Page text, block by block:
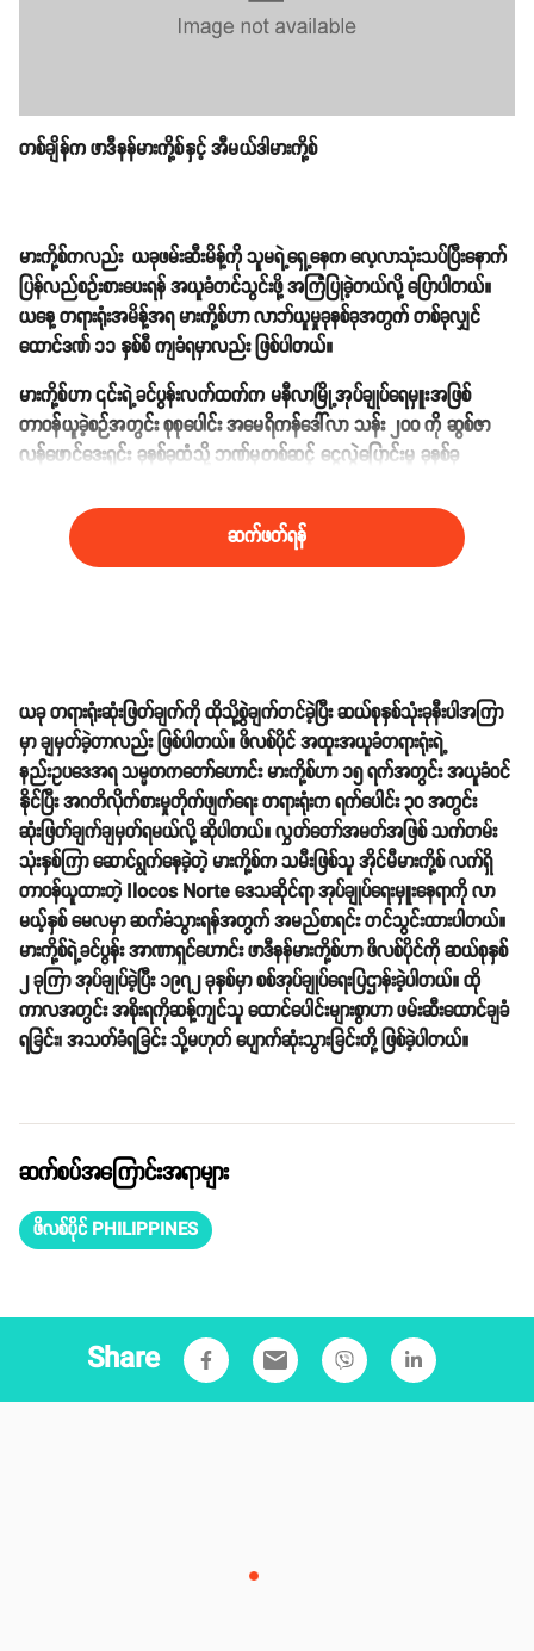
တစ်ချိန်က ဖာဒီနန်မားကို့စ်နှင့် အီမယ်ဒါမားကို့စ်
မားကို့စ်ကလည်း ယခုဖမ်းဆီးမိန့်ကို သူမရဲ့ရှေ့နေက လေ့လာသုံးသပ်ပြီးနောက်
ပြန်လည်စဉ်းစားပေးရန် အယူခံတင်သွင်းဖို့ အကြံပြုခဲ့တယ်လို့ ပြောပါတယ်။
ယနေ့ တရားရုံးအမိန့်အရ မားကို့စ်ဟာ လာဘ်ယူမှုခုနစ်ခုအတွက် တစ်ခုလျှင်
ထောင်ဒဏ် ၁၁ နှစ်စီ ကျခံရမှာလည်း ဖြစ်ပါတယ်။
မားကို့စ်ဟာ ၎င်းရဲ့ခင်ပွန်းလက်ထက်က မနီလာမြို့အုပ်ချုပ်ရေမှူးအဖြစ်
တာဝန်ယူခဲ့စဉ်အတွင်း စုစုပေါင်း အမေရိကန်ဒေါ်လာ သန်း ၂၀၀ ကို ဆွစ်ဇာ
လန်ဖောင်ဒေးရှင်း ခုနစ်ခုထံသို့ ဘဏ်မှတစ်ဆင့် ငွေလွှဲပြောင်းမှု ခုနစ်ခု
ဆက်ဖတ်ရန်
ယခု တရားရုံးဆုံးဖြတ်ချက်ကို ထိုသို့စွဲချက်တင်ခဲ့ပြီး ဆယ်စုနှစ်သုံးခုနီးပါအကြာ
မှာ ချမှတ်ခဲ့တာလည်း ဖြစ်ပါတယ်။ ဖိလစ်ပိုင် အထူးအယူခံတရားရုံးရဲ့
နည်းဥပဒေအရ သမ္မတကတော်ဟောင်း မားကို့စ်ဟာ ၁၅ ရက်အတွင်း အယူခံဝင်
နိုင်ပြီး အဂတိလိုက်စားမှုတိုက်ဖျက်ရေး တရားရုံးက ရက်ပေါင်း ၃၀ အတွင်း
ဆုံးဖြတ်ချက်ချမှတ်ရမယ်လို့ ဆိုပါတယ်။လွှတ်တော်အမတ်အဖြစ် သက်တမ်း
သုံးနှစ်ကြာ ဆောင်ရွက်နေခဲ့တဲ့ မားကို့စ်က သမီးဖြစ်သူ အိုင်မီမားကို့စ် လက်ရှိ
တာဝန်ယူထားတဲ့ Ilocos Norte ဒေသဆိုင်ရာ အုပ်ချုပ်ရေးမှူးနေရာကို လာ
မယ့်နှစ် မေလမှာ ဆက်ခံသွားရန်အတွက် အမည်စာရင်း တင်သွင်းထားပါတယ်။
မားကို့စ်ရဲ့ခင်ပွန်း အာဏာရှင်ဟောင်း ဖာဒီနန်မားကို့စ်ဟာ ဖိလစ်ပိုင်ကို ဆယ်စုနှစ်
၂ ခုကြာ အုပ်ချုပ်ခဲ့ပြီး ၁၉၇၂ ခုနှစ်မှာ စစ်အုပ်ချုပ်ရေးပြဌာန်းခဲ့ပါတယ်။ ထို
ကာလအတွင်း အစိုးရကိုဆန့်ကျင်သူ ထောင်ပေါင်းများစွာဟာ ဖမ်းဆီးထောင်ချခံ
ရခြင်း၊ အသတ်ခံရခြင်း သို့မဟုတ် ပျောက်ဆုံးသွားခြင်းတို့ ဖြစ်ခဲ့ပါတယ်။
ဆက်စပ်အကြောင်းအရာများ
ဖိလစ်ပိုင် PHILIPPINES
Share email